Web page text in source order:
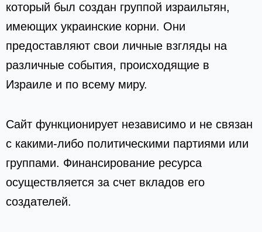
который был создан группой израильтян,
имеющих украинские корни. Они
предоставляют свои личные взгляды на
различные события, происходящие в
Израиле и по всему миру.
Сайт функционирует независимо и не связан
с какими-либо политическими партиями или
группами. Финансирование ресурса
осуществляется за счет вкладов его
создателей.